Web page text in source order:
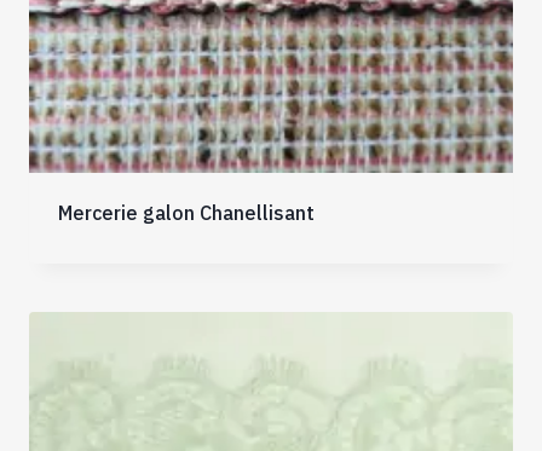
Mercerie galon Chanellisant